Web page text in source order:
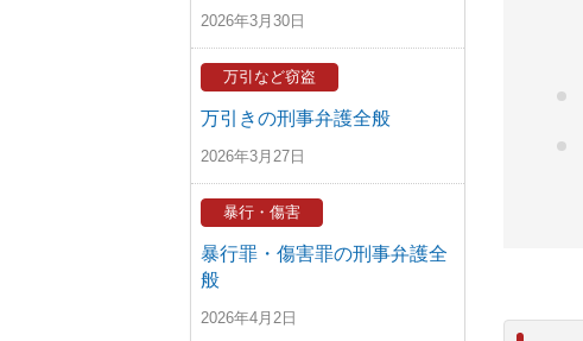
2026年3月30日
万引など窃盗
万引きの刑事弁護全般
2026年3月27日
暴行・傷害
暴行罪・傷害罪の刑事弁護全
般
2026年4月2日